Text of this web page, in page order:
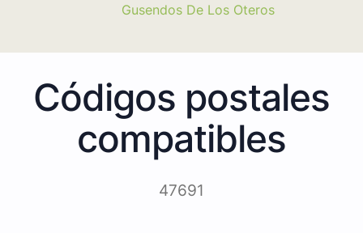
Gusendos De Los Oteros
Códigos postales
compatibles
47691